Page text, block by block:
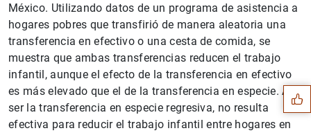
México. Utilizando datos de un programa de asistencia a
hogares pobres que transfirió de manera aleatoria una
transferencia en efectivo o una cesta de comida, se
muestra que ambas transferencias reducen el trabajo
infantil, aunque el efecto de la transferencia en efectivo
es más elevado que el de la transferencia en especie. Al
ser la transferencia en especie regresiva, no resulta
efectiva para reducir el trabajo infantil entre hogares en
Sugerencias